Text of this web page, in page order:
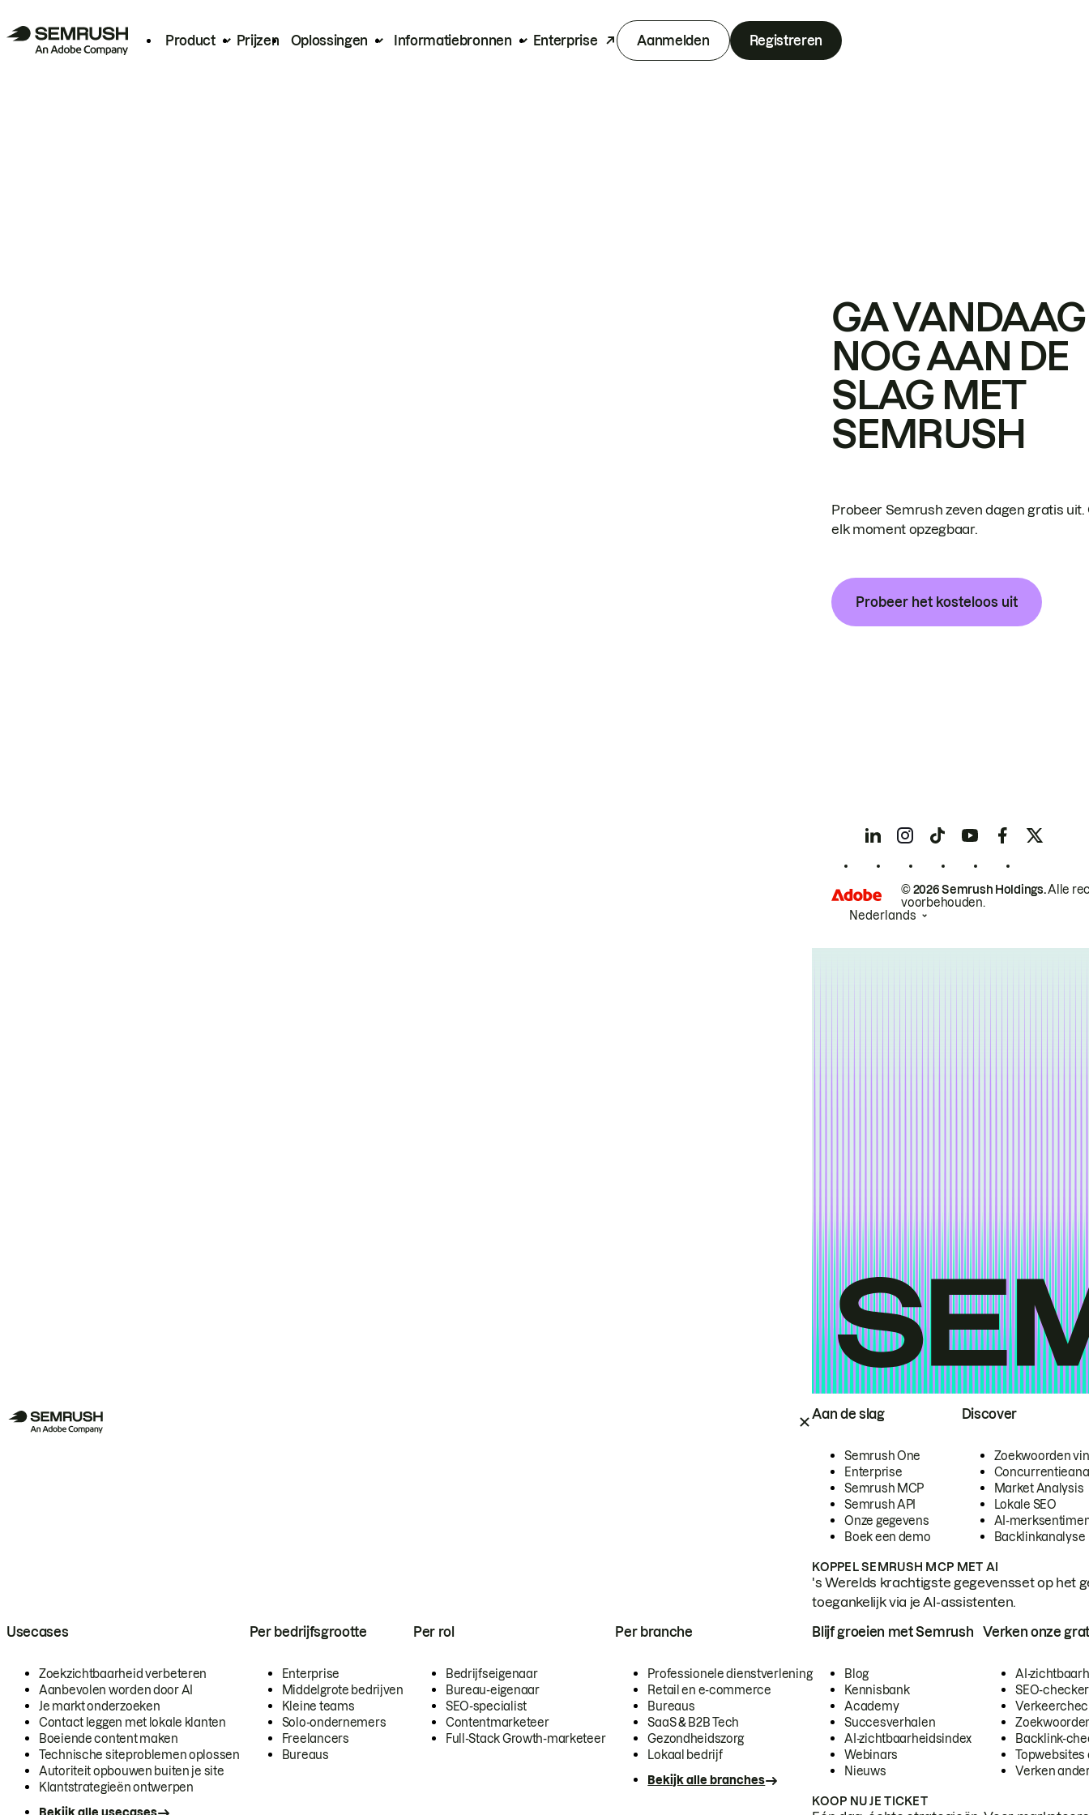
Product Prijzen Oplossingen Informatiebronnen Enterprise Aanmelden Registreren
Aan de slag
Semrush One
Enterprise
Semrush MCP
Semrush API
Onze gegevens
Boek een demo
Discover
Zoekwoorden
Market Analysis
Lokale SEO
AI-
Backlinkanalyse
KOPPEL SEMRUSH MCP MET AI
's Werelds krachtigste gegevensset op het
toegankelijk via je AI-assistenten.
Usecases
Zoekzichtbaarheid verbeteren
Aanbevolen worden door AI
Je markt onderzoeken
Contact leggen met lokale klanten
Boeiende content maken
Technische siteproblemen oplossen
Autoriteit opbouwen buiten je site
Klantstrategieën ontwerpen
Per bedrijfsgrootte
Enterprise
Middelgrote bedrijven
Kleine teams
Solo-ondernemers
Freelancers
Bureaus
Per rol
Bedrijfseigenaar
Bureau-eigenaar
SEO-specialist
Contentmarketeer
Full-Stack Growth-marketeer
Per branche
Professionele dienstverlening
Retail en e-commerce
Bureaus
SaaS & B2B Tech
Gezondheidszorg
Lokaal bedrijf
Bekijk alle branches
Blijf groeien met Semrush
Blog
Kennisbank
Academy
Succesverhalen
AI-zichtbaarheidsindex
Webinars
Nieuws
Verken onze
AI-
SEO-checker
Backlink-
Topwebsites
Verken
KOOP NU JE TICKET
GA VANDAAG
NOG AAN DE
SLAG MET
SEMRUSH
Probeer Semrush zeven dagen gratis uit.
elk moment opzegbaar.
Probeer het kosteloos uit
© 2026 Semrush Holdings.Alle
voorbehouden.
Nederlands